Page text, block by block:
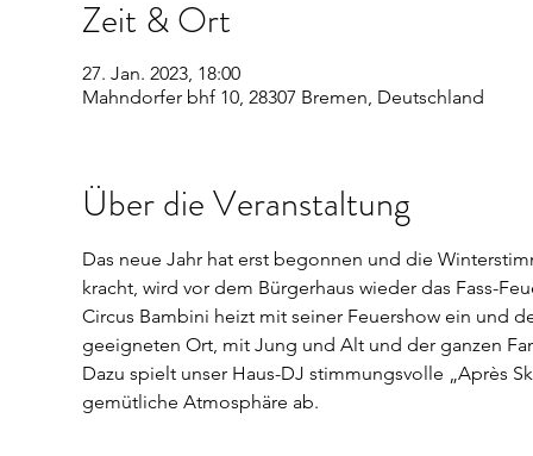
Zeit & Ort
27. Jan. 2023, 18:00
Mahndorfer bhf 10, 28307 Bremen, Deutschland
Über die Veranstaltung
Das neue Jahr hat erst begonnen und die
kracht, wird vor dem Bürgerhaus wieder das Fass-
Circus Bambini heizt mit seiner Feuershow ein und
geeigneten Ort, mit Jung und Alt und der ganzen
Dazu spielt unser Haus-DJ stimmungsvolle „Après
gemütliche Atmosphäre ab.